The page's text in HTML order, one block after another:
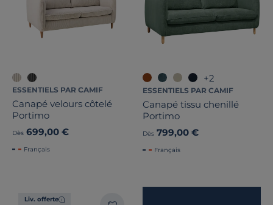
ESSENTIELS PAR CAMIF
Canapé velours côtelé
Portimo
Dès 699,00 €
Français
+2
ESSENTIELS PAR CAMIF
Canapé tissu chenillé
Portimo
Dès 799,00 €
Français
Liv. offerte